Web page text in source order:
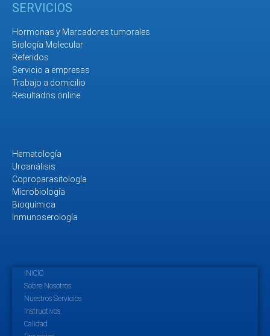
SERVICIOS
Hormonas y Marcadores tumorales
Biología Molecular
Referidos
Servicio a empresas
Trabajo a domicilio
Resultados online
Hematología
Uroanálisis
Coproparasitología
Microbiología
Bioquímica
Inmunoserología
INICIO
Sobre Nosotros
Nuestros Servicios
Instructivos
Calidad